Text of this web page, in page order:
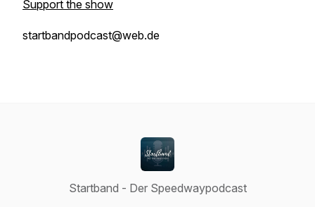
Support the show
startbandpodcast@web.de
Startband - Der Speedwaypodcast